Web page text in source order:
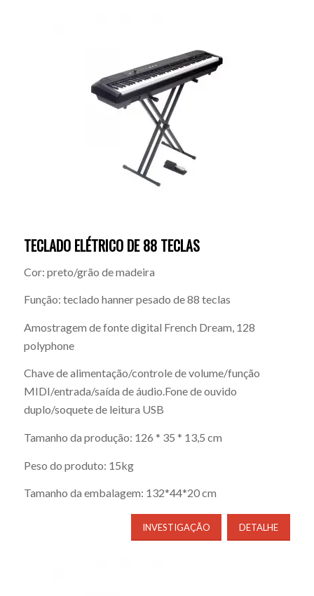
TECLADO ELÉTRICO DE 88 TECLAS
Cor: preto/grão de madeira
Função: teclado hanner pesado de 88 teclas
Amostragem de fonte digital French Dream, 128
polyphone
Chave de alimentação/controle de volume/função
MIDI/entrada/saída de áudio.Fone de ouvido
duplo/soquete de leitura USB
Tamanho da produção: 126 * 35 * 13,5 cm
Peso do produto: 15kg
Tamanho da embalagem: 132*44*20 cm
INVESTIGAÇÃO DETALHE